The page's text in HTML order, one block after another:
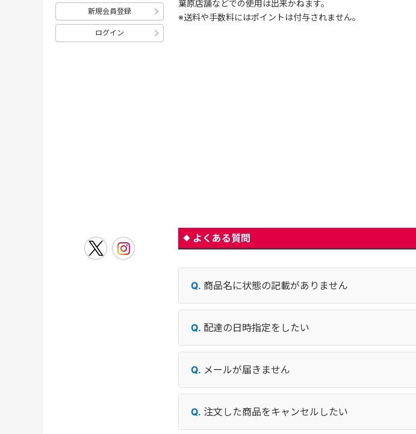
葉原店舗などでの使用は出来かねます。
※送料や手数料にはポイントは付与されません。
よくある質問
商品名に状態の記載がありません
配達の日時指定をしたい
メールが届きません
注文した商品をキャンセルしたい
新規会員登録
ログイン